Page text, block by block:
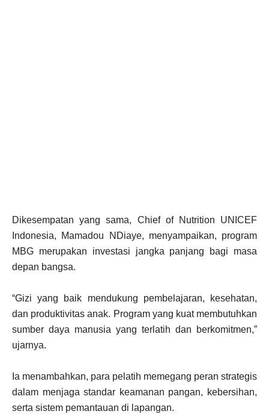
Dikesempatan yang sama, Chief of Nutrition UNICEF
Indonesia, Mamadou NDiaye, menyampaikan, program
MBG merupakan investasi jangka panjang bagi masa
depan bangsa.
“Gizi yang baik mendukung pembelajaran, kesehatan,
dan produktivitas anak. Program yang kuat membutuhkan
sumber daya manusia yang terlatih dan berkomitmen,”
ujarnya.
Ia menambahkan, para pelatih memegang peran strategis
dalam menjaga standar keamanan pangan, kebersihan,
serta sistem pemantauan di lapangan.